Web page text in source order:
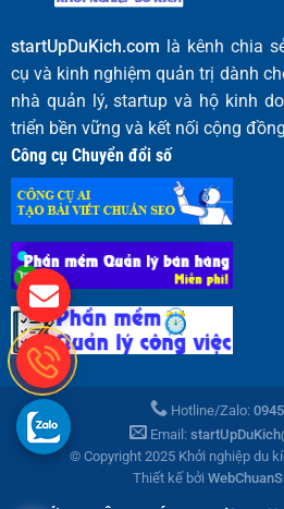
startUpDuKich.com là kênh chia
cụ và kinh nghiệm quản trị dành
nhà quản lý, startup và hộ kinh
triển bền vững và kết nối cộng
Công cụ Chuyển đổi số
Hotline/Zalo:
Email:
© Copyright 2025 Khởi nghiệp du
Thiết kế bởi